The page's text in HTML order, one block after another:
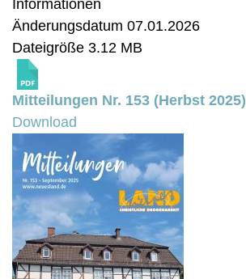
Informationen
Änderungsdatum 07.01.2026
Dateigröße 3.12 MB
Mitteilungen Nr. 153 (Herbst 2025)
Download